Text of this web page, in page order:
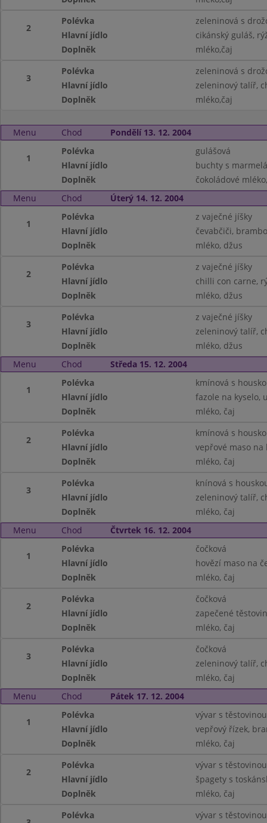
2
Polévka
zeleninová s
Hlavní jídlo
cikánský guláš,
Doplněk
mléko,čaj
3
Polévka
zeleninová s
Hlavní jídlo
zeleninový talíř,
Doplněk
mléko,čaj
Menu Chod Pondělí 13. 12. 2004
1
Polévka
gulášová
Hlavní jídlo
buchty s
Doplněk
čokoládové
Menu
Chod Úterý 14. 12. 2004
1
Polévka
z vaječné jíšky
Hlavní jídlo
čevabčiči,
Doplněk
mléko, džus
2
Polévka
z vaječné jíšky
Hlavní jídlo
chilli con carne,
Doplněk
mléko, džus
3
Polévka
z vaječné jíšky
Hlavní jídlo
zeleninový talíř,
Doplněk
mléko, džus
Menu
Chod Středa 15. 12. 2004
1
Polévka
kmínová s
Hlavní jídlo
fazole na kyselo,
Doplněk
mléko, čaj
2
Polévka
kmínová s
Hlavní jídlo
vepřové maso na
Doplněk
mléko, čaj
3
Polévka
knínová s
Hlavní jídlo
zeleninový talíř,
Doplněk
mléko, čaj
Menu
Chod Čtvrtek 16. 12. 2004
1
Polévka
čočková
Hlavní jídlo
hovězí maso na
Doplněk
mléko, čaj
2
Polévka
čočková
Hlavní jídlo
zapečené
Doplněk
mléko, čaj
3
Polévka
čočková
Hlavní jídlo
zeleninový talíř,
Doplněk
mléko, čaj
Menu
Chod Pátek 17. 12. 2004
1
Polévka
vývar s těstovinou
Hlavní jídlo
vepřový řízek,
Doplněk
mléko, čaj
2
Polévka
vývar s těstovinou
Hlavní jídlo
špagety s
Doplněk
mléko, čaj
Polévka vývar s těstovinou